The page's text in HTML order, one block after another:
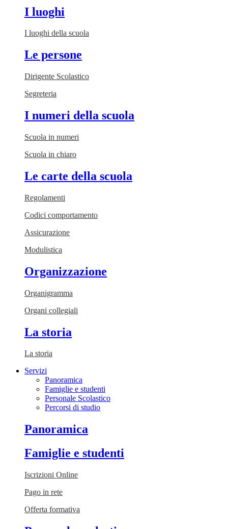
I luoghi
I luoghi della scuola
Le persone
Dirigente Scolastico
Segreteria
I numeri della scuola
Scuola in numeri
Scuola in chiaro
Le carte della scuola
Regolamenti
Codici comportamento
Assicurazione
Modulistica
Organizzazione
Organigramma
Organi collegiali
La storia
La storia
Servizi
Panoramica
Famiglie e studenti
Personale Scolastico
Percorsi di studio
Panoramica
Famiglie e studenti
Iscrizioni Online
Pago in rete
Offerta formativa